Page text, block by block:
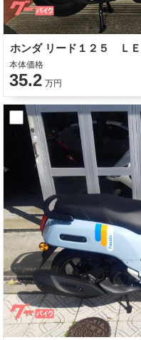
ホンダ リード１２５ Ｌ
本体価格
35.2 万円